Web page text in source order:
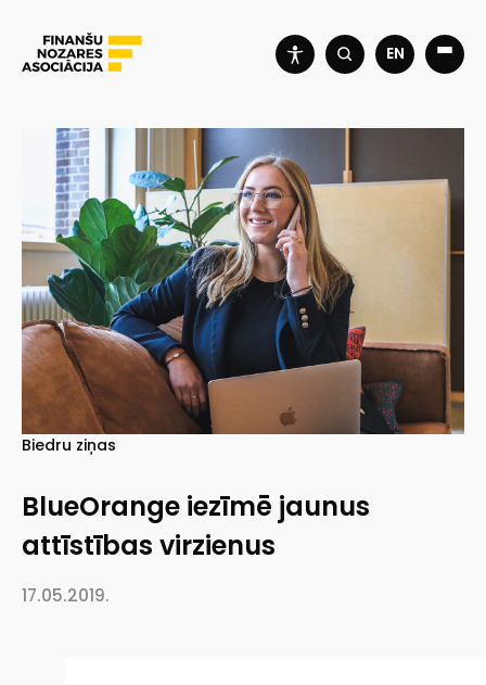
EN
Biedru ziņas
BlueOrange iezīmē jaunus
attīstības virzienus
17.05.2019.